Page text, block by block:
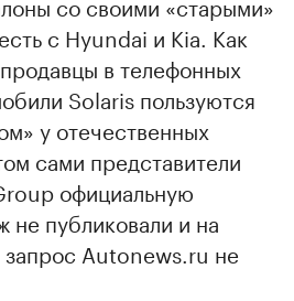
с Hyundai и Kia. Как
в телефонных
Solaris пользуются
у отечественных
сами представители
официальную
не публиковали и на
Autonews.ru не